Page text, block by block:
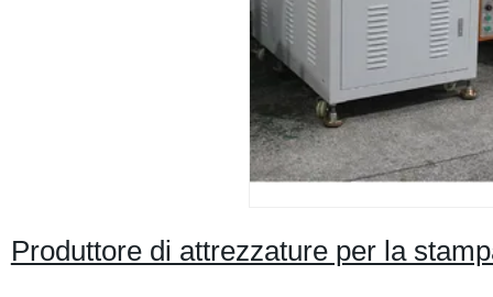
Produttore di attrezzature per la